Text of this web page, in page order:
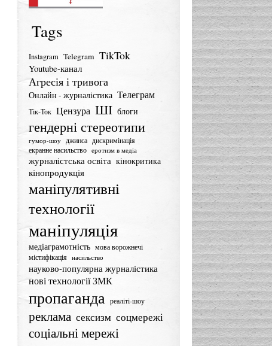
Tags
Instagram Telegram TikTok
Youtube-канал
Агресія і тривога
Онлайн - журналістика Телеграм
Тік-Ток Цензура ШІ блоги
гендерні стереотипи
гумор-шоу джинса
дискримінація
екранне насильство
еротизм в медіа
журналістська освіта кінокритика
кінопродукція
маніпулятивні
технології
маніпуляція
медіаграмотність мова ворожнечі
містифікація насильство
науково-популярна журналістика
нові технології ЗМК
пропаганда реаліті-шоу
реклама сексизм соцмережі
соціальні мережі